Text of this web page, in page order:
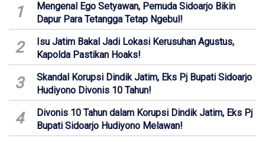
1
Mengenal Ego Setyawan, Pemuda Sidoarjo Bikin
Dapur Para Tetangga Tetap Ngebul!
2
Isu Jatim Bakal Jadi Lokasi Kerusuhan Agustus,
Kapolda Pastikan Hoaks!
3
Skandal Korupsi Dindik Jatim, Eks Pj Bupati Sidoarjo
Hudiyono Divonis 10 Tahun!
4
Divonis 10 Tahun dalam Korupsi Dindik Jatim, Eks Pj
Bupati Sidoarjo Hudiyono Melawan!